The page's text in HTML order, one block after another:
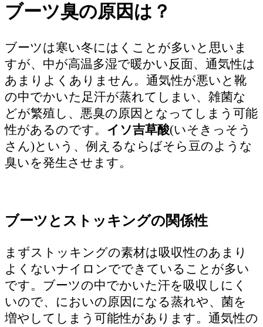
ブーツ臭の原因は？
ブーツは寒い冬にはくことが多いと思いま
すが、中が高温多湿で暖かい反面、通気性は
あまりよくありません。通気性が悪いと靴
の中でかいた足汗が蒸れてしまい、雑菌な
どが繁殖し、悪臭の原因となってしまう可能
性があるのです。 イソ吉草酸(いそきっそう
さん)という、例えるならばそら豆のような
臭いを発生させます。
ブーツとストッキングの関係性
まずストッキングの素材は吸収性のあまり
よくないナイロンでできていることが多い
です。ブーツの中でかいた汗を吸収しにく
いので、においの原因になる蒸れや、菌を
増やしてしまう可能性があります。通気性の